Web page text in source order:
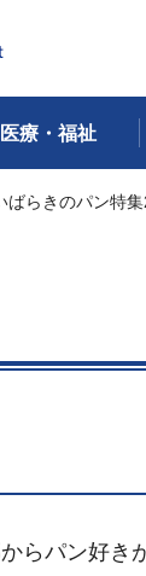
療・福祉
ばらきのパン特
らパン好き